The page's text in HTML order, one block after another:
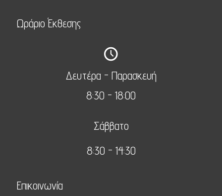
Ωράριο Έκθεσης
Δευτέρα - Παρασκευή
8:30 - 18:00
Σάββατο
8:30 - 14:30
Επικοινωνία